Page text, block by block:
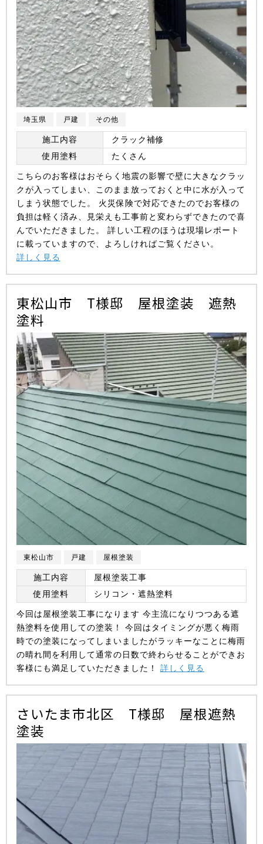
埼玉県 戸建 その他
施工内容
クラック補修
使用塗料
たくさん
こちらのお客様はおそらく地震の影響で壁に大きなクラッ
クが入ってしまい、このまま放っておくと中に水が入って
しまう状態でした。 火災保険で対応できたのでお客様の
負担は軽く済み、見栄えも工事前と変わらずできたので喜
んでいただきました。 詳しい工程のほうは現場レポート
に載っていますので、よろしければご覧ください。
詳しく見る
東松山市 T様邸 屋根塗装 遮熱
塗料
東松山市 戸建 屋根塗装
施工内容
屋根塗装工事
使用塗料
シリコン・遮熱塗料
今回は屋根塗装工事になります 今主流になりつつある遮
熱塗料を使用しての塗装！ 今回はタイミングが悪く梅雨
時での塗装になってしまいましたがラッキーなことに梅雨
の晴れ間を利用して通常の日数で終わらせることができお
客様にも満足していただきました！ 詳しく見る
さいたま市北区 T様邸 屋根遮熱
塗装